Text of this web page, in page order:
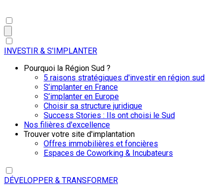
INVESTIR & S'IMPLANTER
Pourquoi la Région Sud ?
5 raisons stratégiques d'investir en région sud
S’implanter en France
S’implanter en Europe
Choisir sa structure juridique
Success Stories : Ils ont choisi le Sud
Nos filières d'excellence
Trouver votre site d'implantation
Offres immobilières et foncières
Espaces de Coworking & Incubateurs
DÉVELOPPER & TRANSFORMER